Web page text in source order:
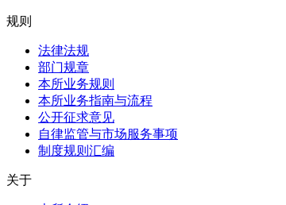
规则
法律法规
部门规章
本所业务规则
本所业务指南与流程
公开征求意见
自律监管与市场服务事项
制度规则汇编
关于